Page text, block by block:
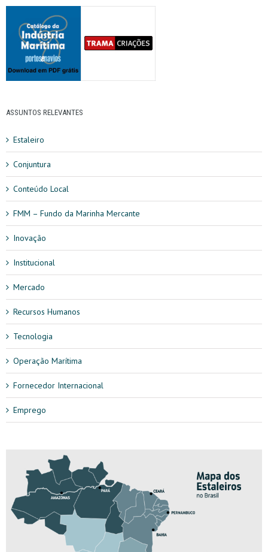
ASSUNTOS RELEVANTES
Estaleiro
Conjuntura
Conteúdo Local
FMM – Fundo da Marinha Mercante
Inovação
Institucional
Mercado
Recursos Humanos
Tecnologia
Operação Marítima
Fornecedor Internacional
Emprego